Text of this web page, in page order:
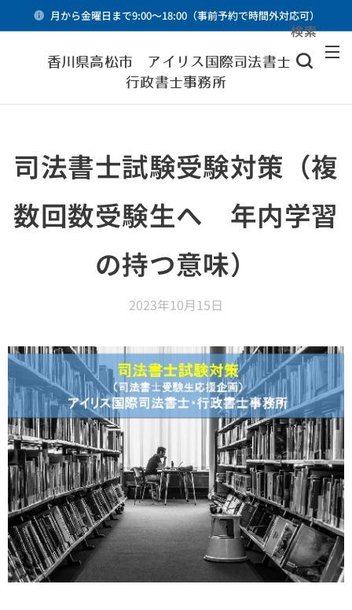
月から金曜日まで9:00～18:00（事前予約で時間外対応可）
香川県高松市 アイリス国際司法書士・
行政書士事務所
検索
司法書士試験受験対策（複
数回数受験生へ 年内学習
の持つ意味）
2023年10月15日